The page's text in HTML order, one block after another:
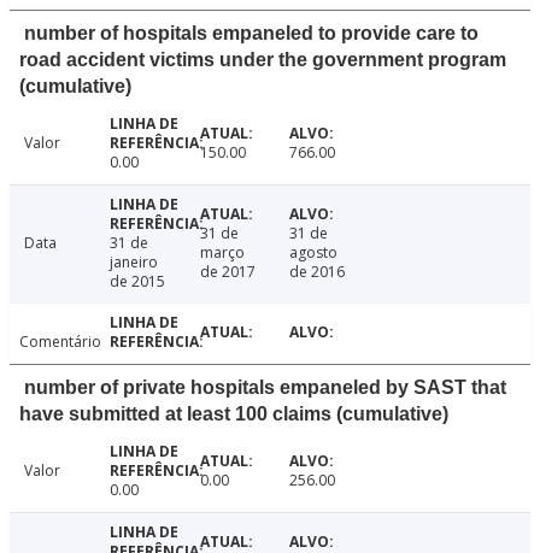
number of hospitals empaneled to provide care to
road accident victims under the government program
(cumulative)
Valor
0.00
150.00 766.00
Data
31 de
janeiro
de 2015
31 de
março
de 2017
31 de
agosto
de 2016
Comentário
number of private hospitals empaneled by SAST that
have submitted at least 100 claims (cumulative)
Valor
0.00
0.00 256.00